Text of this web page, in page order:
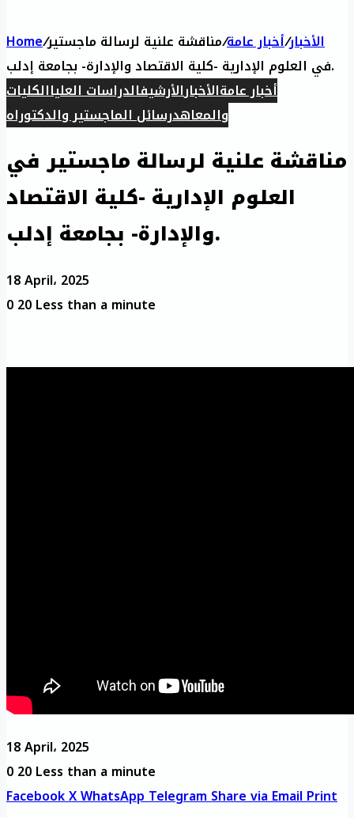
Home/ الأخبار/أخبار عامة/مناقشة علنية لرسالة ماجستير
في العلوم الإدارية -كلية الاقتصاد والإدارة- بجامعة إدلب.
أخبار عامةالأخبارالأرشيفالدراسات العلياالكليات
والمعاهدرسائل الماجستير والدكتوراه
مناقشة علنية لرسالة ماجستير في
العلوم الإدارية -كلية الاقتصاد
والإدارة- بجامعة إدلب.
18 April، 2025
020Less than a minute
18 April، 2025
020Less than a minute
FacebookXWhatsAppTelegramShare via EmailPrint